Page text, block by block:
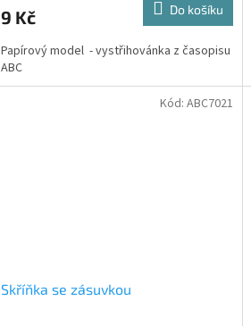
9 Kč Do košíku
Papírový model - vystřihovánka z časopisu
ABC
Skříňka se zásuvkou
Kód: ABC7021